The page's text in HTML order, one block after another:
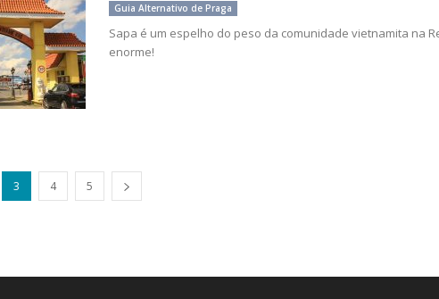
Guia Alternativo de Praga
Sapa é um espelho do peso da comunidade vietnamita na
enorme!
3 4 5